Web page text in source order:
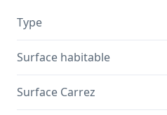
Type
Surface habitable
Surface Carrez